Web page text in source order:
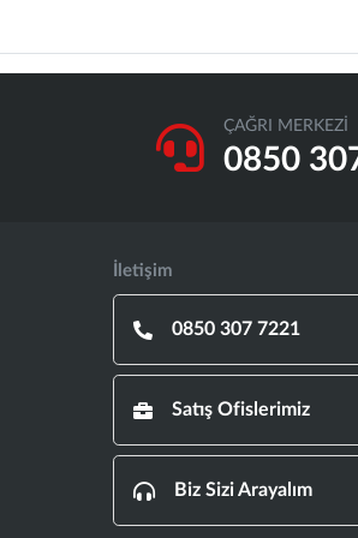
ÇAĞRI MERKEZİ
0850
İletişim
0850 307 7221
Satış Ofislerimiz
Biz Sizi Arayalım